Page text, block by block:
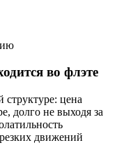
во флэте
цена
долго не выходя за
движений